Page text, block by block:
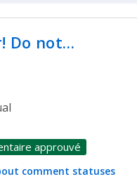
Do not…
approuvé
comment statuses